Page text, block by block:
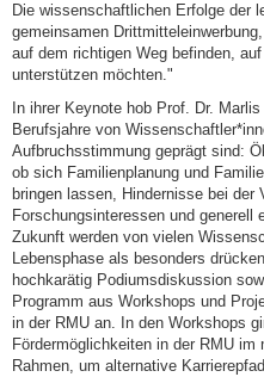
Die wissenschaftlichen Erfolge der
gemeinsamen
auf dem richtigen Weg befinden,
unterstützen möchten."
In ihrer Keynote hob Prof. Dr.
Berufsjahre von
Aufbruchsstimmung geprägt sind:
ob sich Familienplanung und
bringen lassen, Hindernisse bei der
Forschungsinteressen und generell
Zukunft werden von vielen
Lebensphase als besonders
hochkarätig Podiumsdiskussion
Programm aus Workshops und
in der RMU an. In den Workshops
Fördermöglichkeiten in der RMU im
Rahmen, um alternative